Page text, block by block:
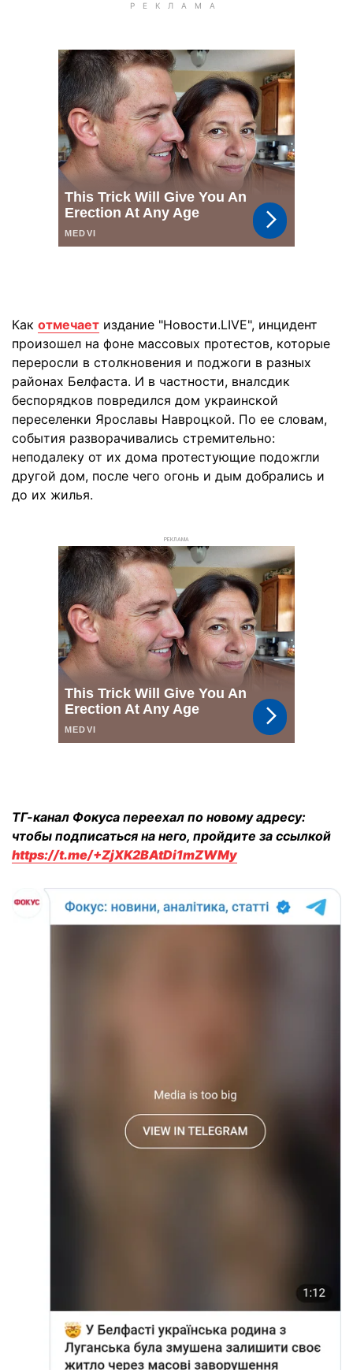
Как отмечает издание "Новости.LIVE", инцидент
произошел на фоне массовых протестов, которые
переросли в столкновения и поджоги в разных
районах Белфаста. И в частности, вналсдик
беспорядков повредился дом украинской
переселенки Ярославы Навроцкой. По ее словам,
события разворачивались стремительно:
неподалеку от их дома протестующие подожгли
другой дом, после чего огонь и дым добрались и
до их жилья.
РЕКЛАМА
ТГ-канал Фокуса переехал по новому адресу:
чтобы подписаться на него, пройдите за ссылкой
https://t.me/+ZjXK2BAtDi1mZWMy